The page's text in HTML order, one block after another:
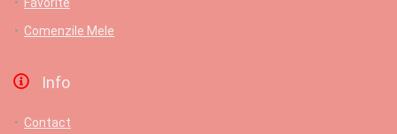
Comenzile Mele
Info
Contact